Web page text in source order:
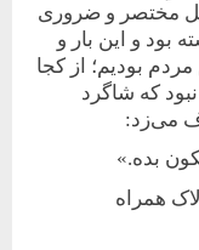
مختصر و ضروری
بود و این بار‌ و
بودیم؛ از کجا
که شاگرد
می‌زد:
بده.»
همراه